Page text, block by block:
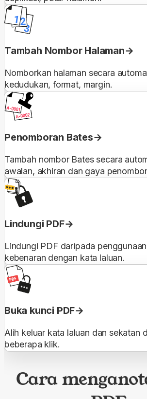
Tambah Nombor Halaman
Nomborkan halaman secara
kedudukan, format, margin.
Penomboran Bates
Tambah nombor Bates secara
awalan, akhiran dan gaya
Lindungi PDF
Lindungi PDF daripada
kebenaran dengan kata laluan.
Buka kunci PDF
Alih keluar kata laluan dan sekatan
beberapa klik.
Cara